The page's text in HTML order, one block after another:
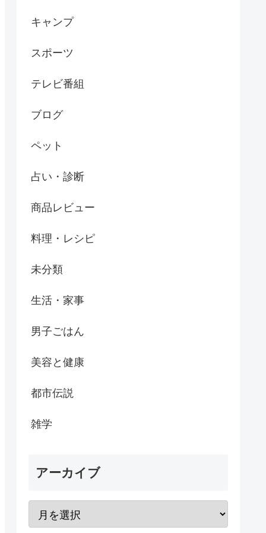
キャンプ
スポーツ
テレビ番組
ブログ
ペット
占い・診断
商品レビュー
料理・レシピ
未分類
生活・家事
男子ごはん
美容と健康
都市伝説
雑学
アーカイブ